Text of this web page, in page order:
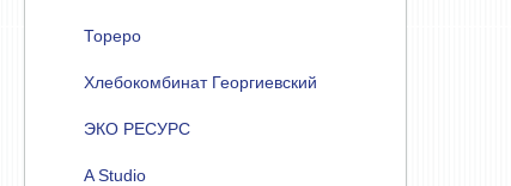
Тореро
Хлебокомбинат Георгиевский
ЭКО РЕСУРС
A Studio